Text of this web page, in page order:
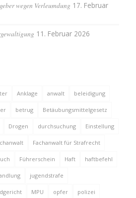
wegen Verleumdung 17. Februar
11. Februar 2026
Anklage anwalt beleidigung
betrug Betäubungsmittelgesetz
Drogen durchsuchung Einstellung
Fachanwalt für Strafrecht
Führerschein Haft haftbefehl
jugendstrafe
MPU opfer polizei